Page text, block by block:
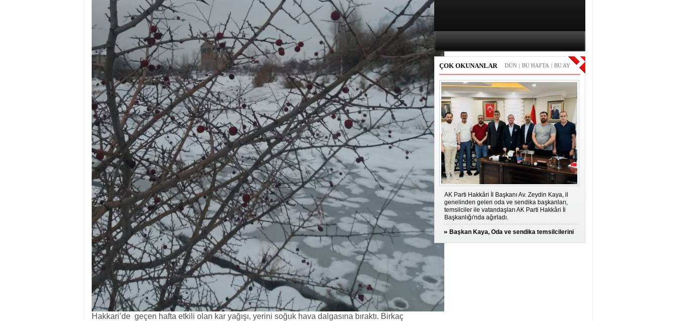
Hakkari’de geçen hafta etkili olan kar yağışı, yerini soğuk hava dalgasına bıraktı. Birkaç
ÇOK OKUNANLAR BU AY
|
BU HAFTA
|
DÜN
AK Parti Hakkâri İl Başkanı Av. Zeydin Kaya, il
genelinden gelen oda ve sendika başkanları,
temsilciler ile vatandaşları AK Parti Hakkâri İl
Başkanlığı'nda ağırladı.
Başkan Kaya, Oda ve sendika temsilcilerini
ağırladı